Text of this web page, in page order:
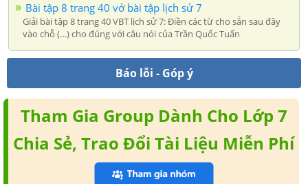
Bài tập 8 trang 40 vở bài tập lịch sử 7
Giải bài tập 8 trang 40 VBT lịch sử 7: Điền các từ cho sẵn sau đây
vào chỗ (…) cho đúng với câu nói của Trần Quốc Tuấn
Báo lỗi - Góp ý
Tham Gia Group Dành Cho Lớp 7
Chia Sẻ, Trao Đổi Tài Liệu Miễn Phí